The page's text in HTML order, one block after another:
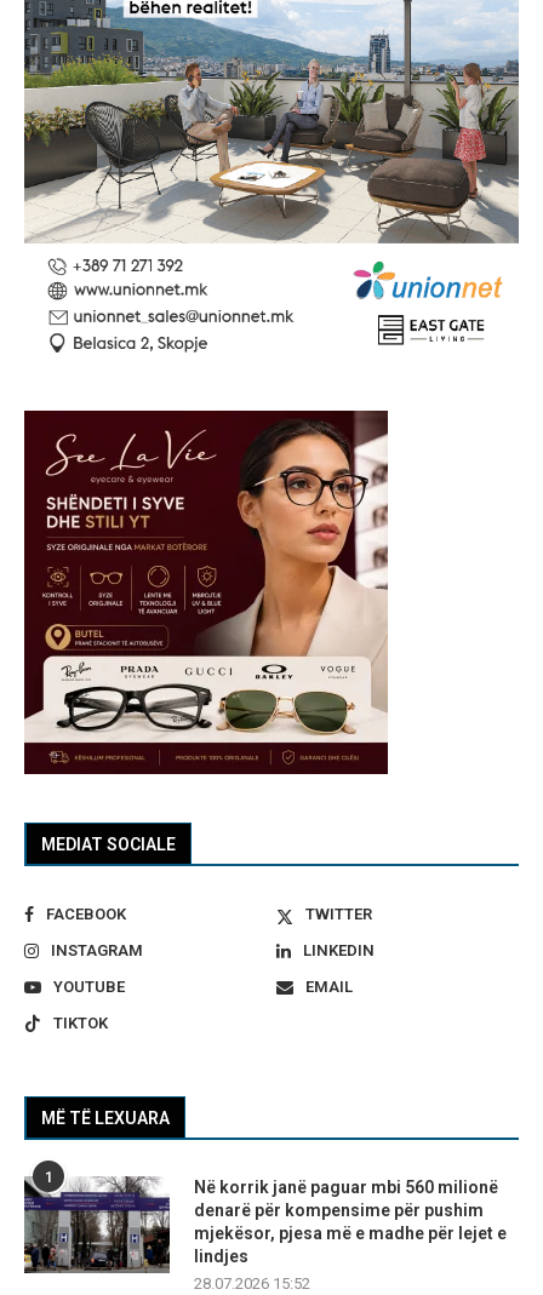
MEDIAT SOCIALE
FACEBOOK
TWITTER
INSTAGRAM
LINKEDIN
YOUTUBE
EMAIL
TIKTOK
MË TË LEXUARA
1
Në korrik janë paguar mbi 560 milionë
denarë për kompensime për pushim
mjekësor, pjesa më e madhe për lejet e
lindjes
28.07.2026 15:52